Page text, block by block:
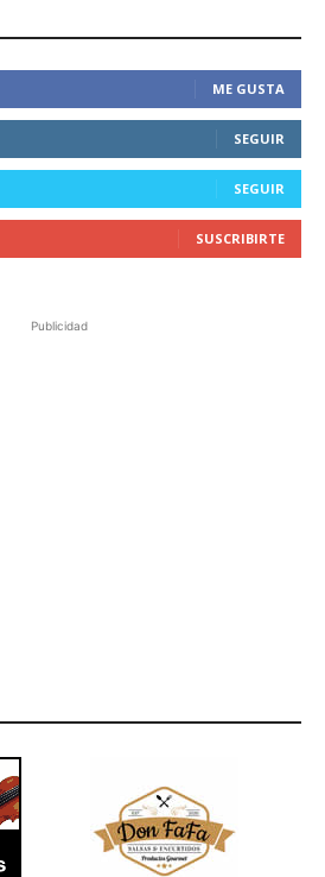
ME GUSTA
SEGUIR
SEGUIR
SUSCRIBIRTE
Publicidad